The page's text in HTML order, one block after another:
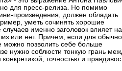
для пресс-релиза. Но помимо
произведения, должен обладать
уметь сочинять хорошие
именно заголовок влияет
или нет. Причем, если для
можно позволить себе больше
нужно соблюсти тонкую грань
точностью и